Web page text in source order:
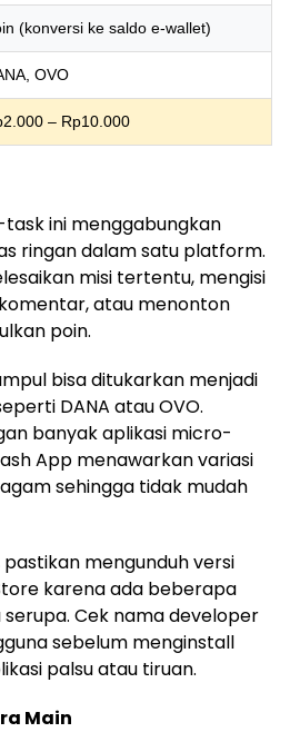
(konversi ke saldo e-wallet)
OVO
– Rp10.000
ini menggabungkan
ringan dalam satu platform.
misi tertentu, mengisi
atau menonton
poin.
bisa ditukarkan menjadi
DANA atau OVO.
banyak aplikasi micro-
App menawarkan variasi
sehingga tidak mudah
mengunduh versi
karena ada beberapa
Cek nama developer
sebelum menginstall
palsu atau tiruan.
Main